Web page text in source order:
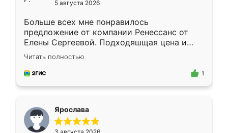
5 августа 2026
Больше всех мне понравилось
предложение от компании Ренессанс от
Елены Сергеевой. Подходяшщая цена и
короткие сроки изготовления. Приехавший
для замера сотрудник Владислав
предложил по моему эскизу самый
Читать полностью
1
Ярослава